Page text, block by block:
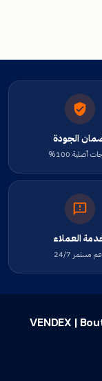
الجودة
أصلية 100%
العملاء
مستمر 24/7
VENDEX |